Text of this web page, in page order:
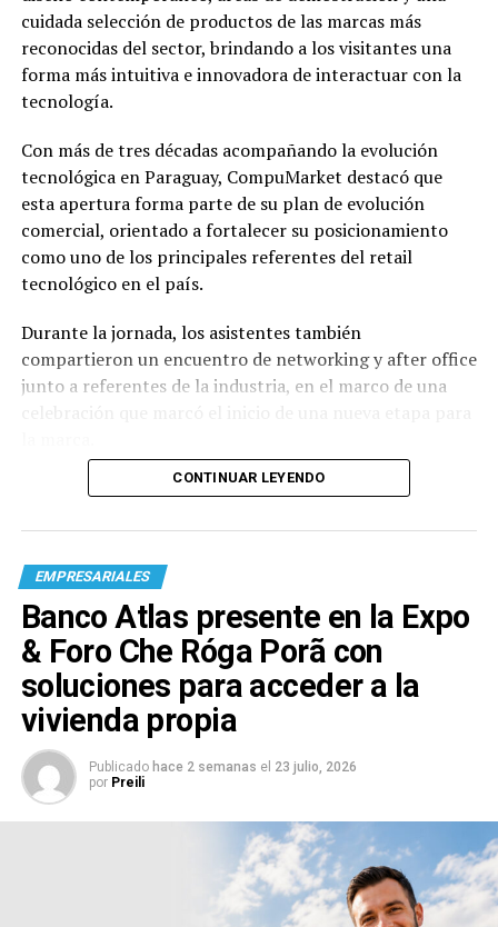
cuidada selección de productos de las marcas más
reconocidas del sector, brindando a los visitantes una
forma más intuitiva e innovadora de interactuar con la
tecnología.
Con más de tres décadas acompañando la evolución
tecnológica en Paraguay, CompuMarket destacó que
esta apertura forma parte de su plan de evolución
comercial, orientado a fortalecer su posicionamiento
como uno de los principales referentes del retail
tecnológico en el país.
Durante la jornada, los asistentes también
compartieron un encuentro de networking y after office
junto a referentes de la industria, en el marco de una
CONTINUAR LEYENDO
EMPRESARIALES
Banco Atlas presente en la Expo
& Foro Che Róga Porã con
soluciones para acceder a la
vivienda propia
Publicado hace 2 semanas el 23 julio, 2026
por Preili